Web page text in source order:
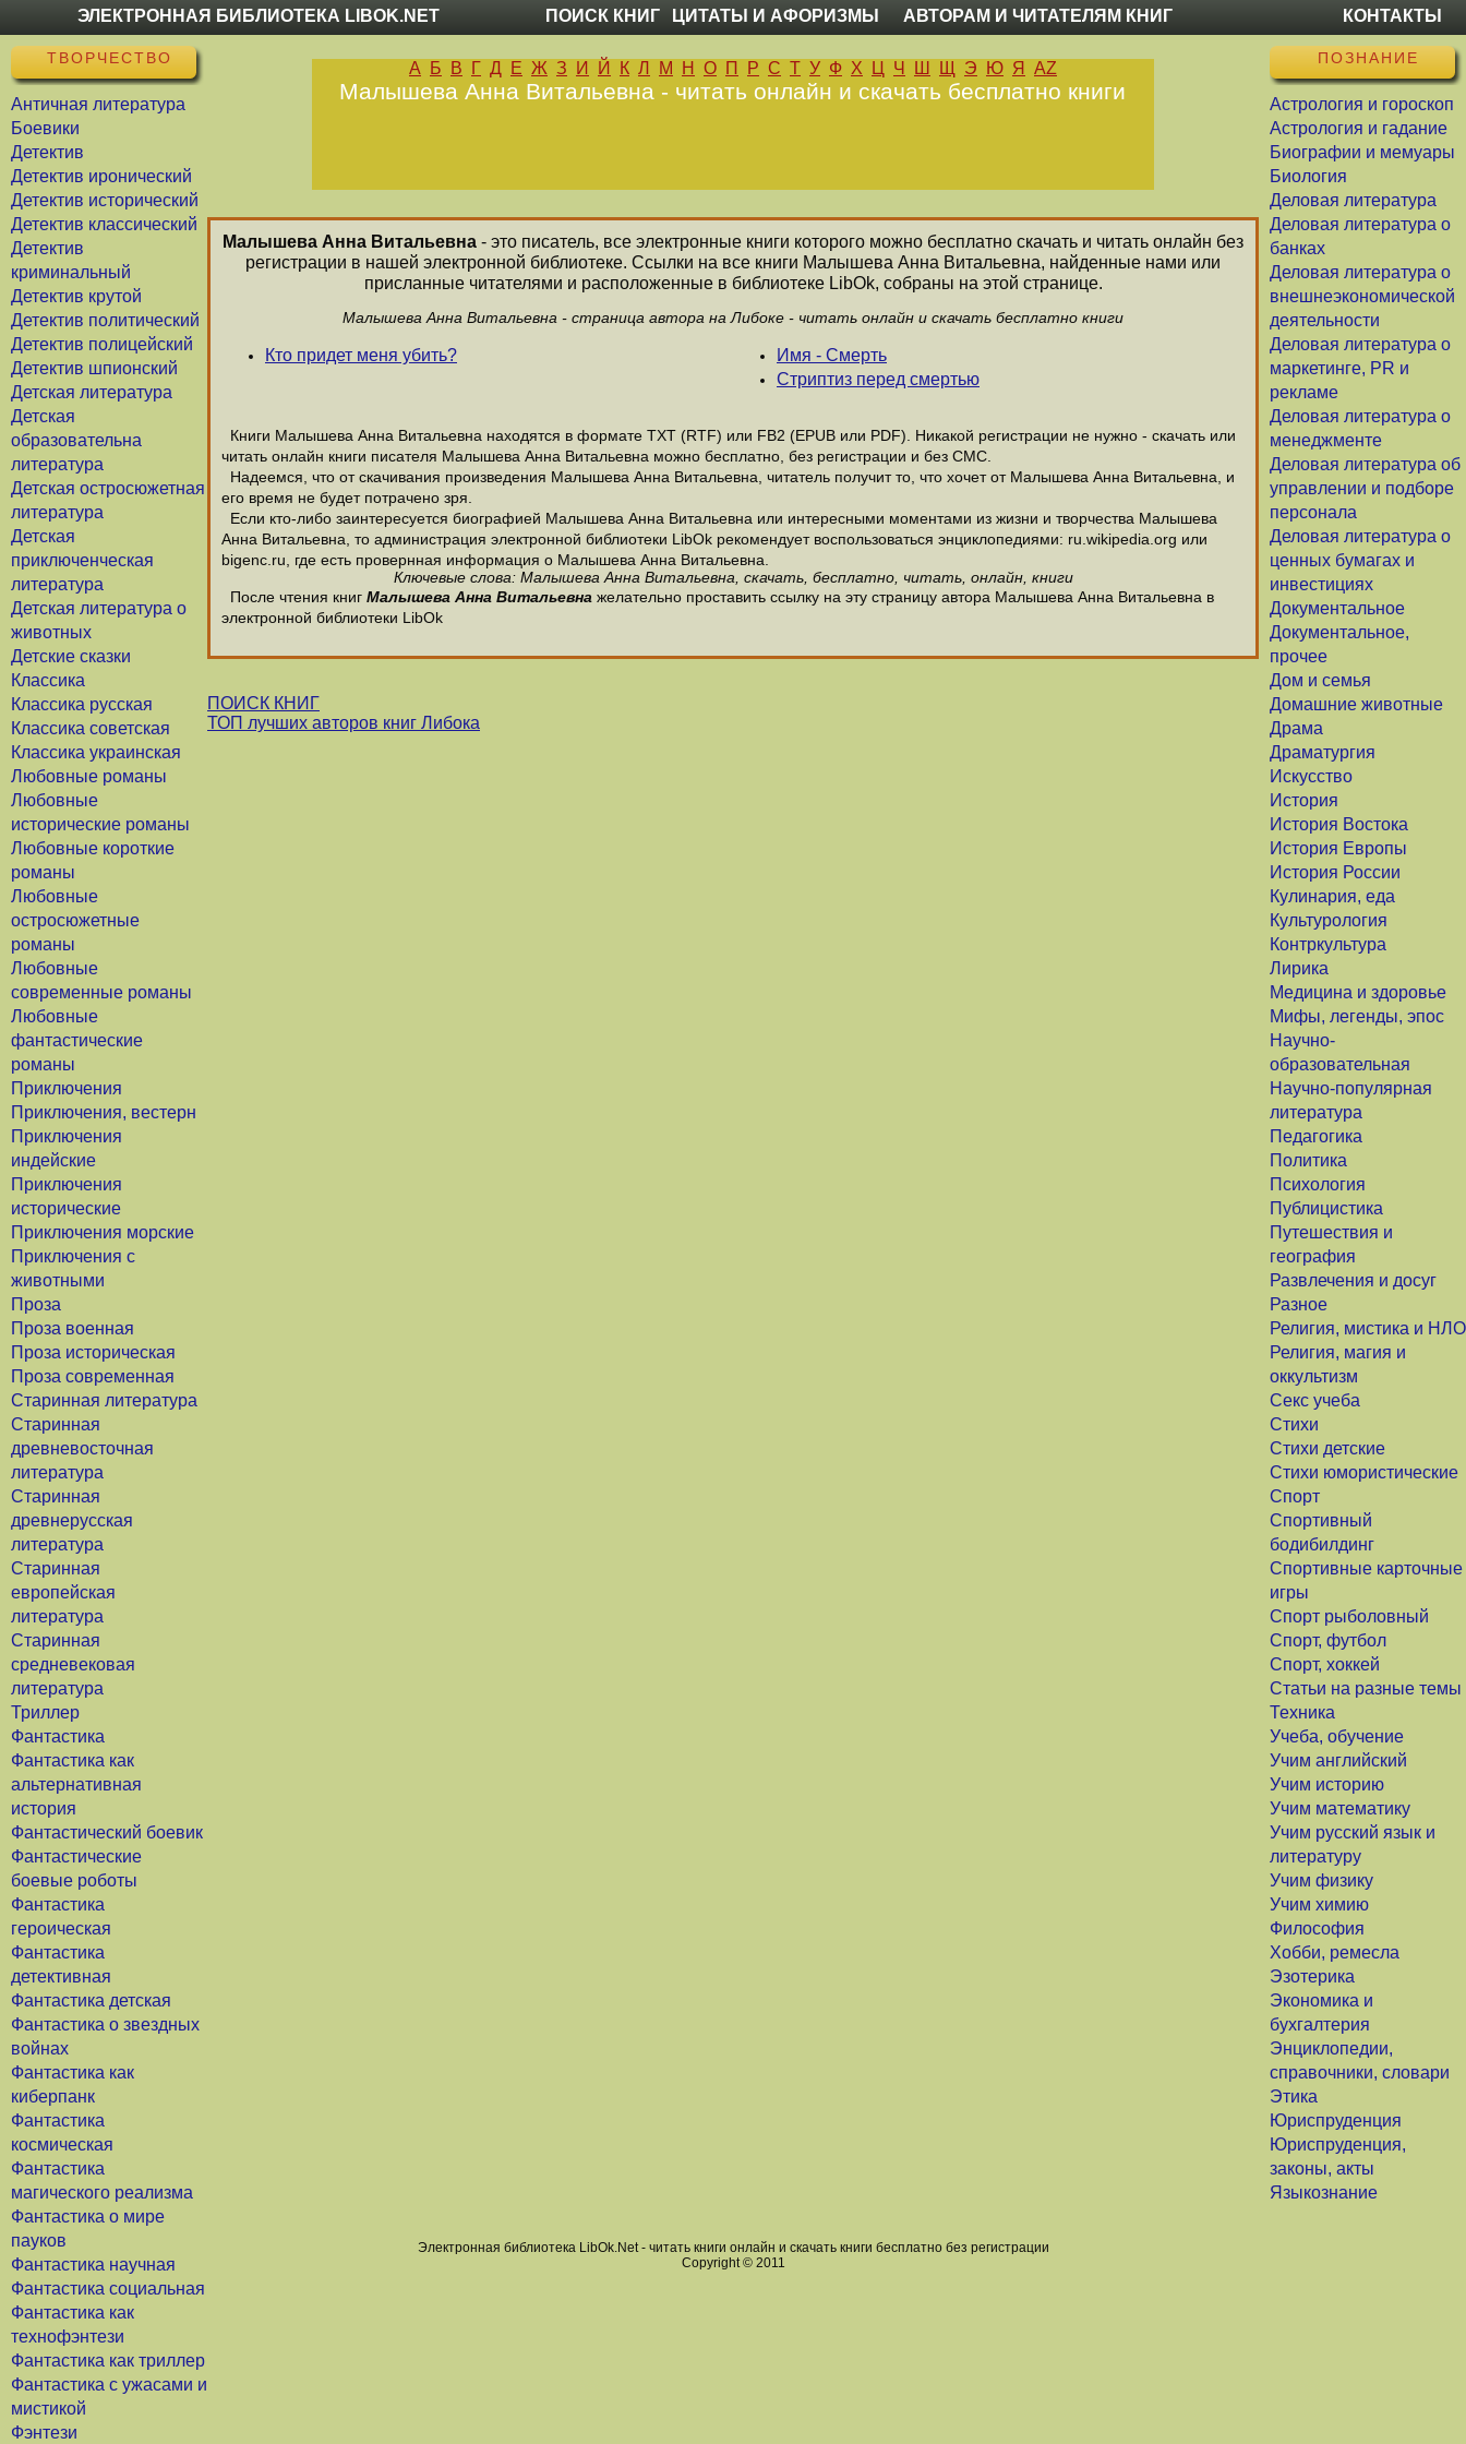
ЭЛЕКТРОННАЯ БИБЛИОТЕКА LIBOK.NET ПОИСК КНИГ ЦИТАТЫ И АФОРИЗМЫ АВТОРАМ И ЧИТАТЕЛЯМ КНИГ КОНТАКТЫ
ТВОРЧЕСТВО
Античная литература
Боевики
Детектив
Детектив иронический
Детектив исторический
Детектив классический
Детектив
криминальный
Детектив крутой
Детектив политический
Детектив полицейский
Детектив шпионский
Детская литература
Детская
образовательна
литература
Детская остросюжетная
литература
Детская
приключенческая
литература
Детская литература о
животных
Детские сказки
Классика
Классика русская
Классика советская
Классика украинская
Любовные романы
Любовные
исторические романы
Любовные короткие
романы
Любовные
остросюжетные
романы
Любовные
современные романы
Любовные
фантастические
романы
Приключения
Приключения, вестерн
Приключения
индейские
Приключения
исторические
Приключения морские
Приключения с
животными
Проза
Проза военная
Проза историческая
Проза современная
Старинная литература
Старинная
древневосточная
литература
Старинная
древнерусская
литература
Старинная
европейская
литература
Старинная
средневековая
литература
Триллер
Фантастика
Фантастика как
альтернативная
история
Фантастический боевик
Фантастические
боевые роботы
Фантастика
героическая
Фантастика
детективная
Фантастика детская
Фантастика о звездных
войнах
Фантастика как
киберпанк
Фантастика
космическая
Фантастика
магического реализма
Фантастика о мире
пауков
Фантастика научная
Фантастика социальная
Фантастика как
технофэнтези
Фантастика как триллер
Фантастика с ужасами и
мистикой
Фэнтези
ПОЗНАНИЕ
Астрология и гороскоп
Астрология и гадание
Биографии и мемуары
Биология
Деловая литература
Деловая литература о
банках
Деловая литература о
внешнеэкономической
деятельности
Деловая литература о
маркетинге, PR и
рекламе
Деловая литература о
менеджменте
Деловая литература об
управлении и подборе
персонала
Деловая литература о
ценных бумагах и
инвестициях
Документальное
Документальное,
прочее
Дом и семья
Домашние животные
Драма
Драматургия
Искусство
История
История Востока
История Европы
История России
Кулинария, еда
Культурология
Контркультура
Лирика
Медицина и здоровье
Мифы, легенды, эпос
Научно-
образовательная
Научно-популярная
литература
Педагогика
Политика
Психология
Публицистика
Путешествия и
география
Развлечения и досуг
Разное
Религия, мистика и НЛО
Религия, магия и
оккультизм
Секс учеба
Стихи
Стихи детские
Стихи юмористические
Спорт
Спортивный
бодибилдинг
Спортивные карточные
игры
Спорт рыболовный
Спорт, футбол
Спорт, хоккей
Статьи на разные темы
Техника
Учеба, обучение
Учим английский
Учим историю
Учим математику
Учим русский язык и
литературу
Учим физику
Учим химию
Философия
Хобби, ремесла
Эзотерика
Экономика и
бухгалтерия
Энциклопедии,
справочники, словари
Этика
Юриспруденция
Юриспруденция,
законы, акты
Языкознание
А Б В Г Д Е Ж З И Й К Л М Н О П Р С Т У Ф Х Ц Ч Ш Щ Э Ю Я AZ
Малышева Анна Витальевна - читать онлайн и скачать бесплатно книги
Малышева Анна Витальевна - это писатель, все электронные книги которого можно бесплатно скачать и читать онлайн без
регистрации в нашей электронной библиотеке. Ссылки на все книги Малышева Анна Витальевна, найденные нами или
присланные читателями и расположенные в библиотеке LibOk, собраны на этой странице.
Малышева Анна Витальевна - страница автора на Либоке - читать онлайн и скачать бесплатно книги
Кто придет меня убить?
Имя - Смерть
Стриптиз перед смертью
Книги Малышева Анна Витальевна находятся в формате ТХТ (RTF) или FB2 (EPUB или PDF). Никакой регистрации не нужно - скачать или
читать онлайн книги писателя Малышева Анна Витальевна можно бесплатно, без регистрации и без СМС.
Надеемся, что от скачивания произведения Малышева Анна Витальевна, читатель получит то, что хочет от Малышева Анна Витальевна, и
его время не будет потрачено зря.
Если кто-либо заинтересуется биографией Малышева Анна Витальевна или интересными моментами из жизни и творчества Малышева
Анна Витальевна, то администрация электронной библиотеки LibOk рекомендует воспользоваться энциклопедиями: ru.wikipedia.org или
bigenc.ru, где есть провернная информация о Малышева Анна Витальевна.
Ключевые слова: Малышева Анна Витальевна, скачать, бесплатно, читать, онлайн, книги
После чтения книг Малышева Анна Витальевна желательно проставить ссылку на эту страницу автора Малышева Анна Витальевна в
электронной библиотеки LibOk
ПОИСК КНИГ
ТОП лучших авторов книг Либока
Электронная библиотека LibOk.Net - читать книги онлайн и скачать книги бесплатно без регистрации
Copyright © 2011